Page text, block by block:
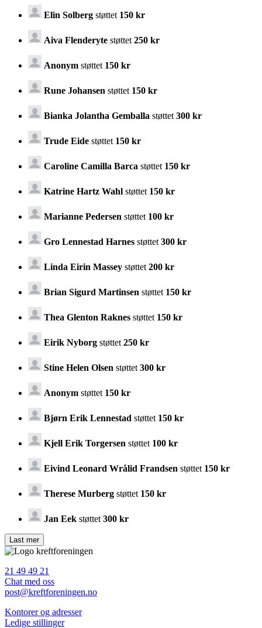
Elin Solberg støttet 150 kr
Aiva Flenderyte støttet 250 kr
Anonym støttet 150 kr
Rune Johansen støttet 150 kr
Bianka Jolantha Gemballa støttet 300 kr
Trude Eide støttet 150 kr
Caroline Camilla Barca støttet 150 kr
Katrine Hartz Wahl støttet 150 kr
Marianne Pedersen støttet 100 kr
Gro Lennestad Harnes støttet 300 kr
Linda Eirin Massey støttet 200 kr
Brian Sigurd Martinsen støttet 150 kr
Thea Glenton Raknes støttet 150 kr
Eirik Nyborg støttet 250 kr
Stine Helen Olsen støttet 300 kr
Anonym støttet 150 kr
Bjørn Erik Lennestad støttet 150 kr
Kjell Erik Torgersen støttet 100 kr
Eivind Leonard Wrålid Frandsen støttet 150 kr
Therese Murberg støttet 150 kr
Jan Eek støttet 300 kr
21 49 49 21
Chat med oss
post@kreftforeningen.no
Kontorer og adresser
Ledige stillinger